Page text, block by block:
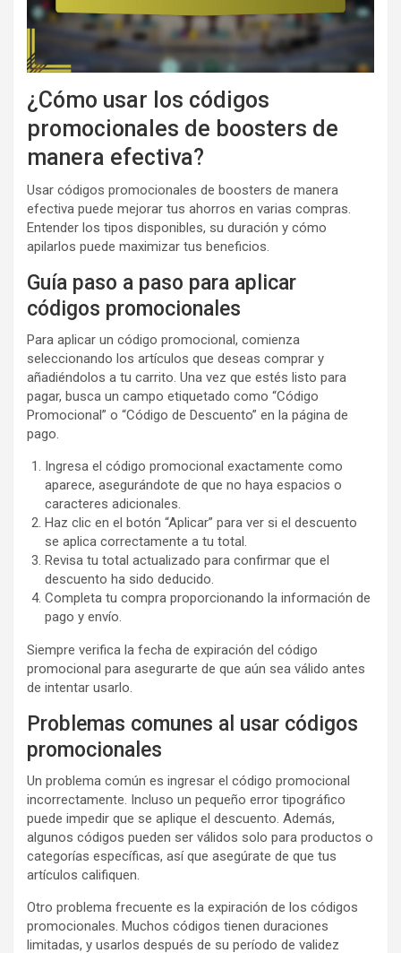
¿Cómo usar los códigos
promocionales de boosters de
manera efectiva?
Usar códigos promocionales de boosters de manera
efectiva puede mejorar tus ahorros en varias compras.
Entender los tipos disponibles, su duración y cómo
apilarlos puede maximizar tus beneficios.
Guía paso a paso para aplicar
códigos promocionales
Para aplicar un código promocional, comienza
seleccionando los artículos que deseas comprar y
añadiéndolos a tu carrito. Una vez que estés listo para
pagar, busca un campo etiquetado como “Código
Promocional” o “Código de Descuento” en la página de
pago.
Ingresa el código promocional exactamente como
aparece, asegurándote de que no haya espacios o
caracteres adicionales.
Haz clic en el botón “Aplicar” para ver si el descuento
se aplica correctamente a tu total.
Revisa tu total actualizado para confirmar que el
descuento ha sido deducido.
Completa tu compra proporcionando la información de
pago y envío.
Siempre verifica la fecha de expiración del código
promocional para asegurarte de que aún sea válido antes
de intentar usarlo.
Problemas comunes al usar códigos
promocionales
Un problema común es ingresar el código promocional
incorrectamente. Incluso un pequeño error tipográfico
puede impedir que se aplique el descuento. Además,
algunos códigos pueden ser válidos solo para productos o
categorías específicas, así que asegúrate de que tus
artículos califiquen.
Otro problema frecuente es la expiración de los códigos
promocionales. Muchos códigos tienen duraciones
limitadas, y usarlos después de su período de validez